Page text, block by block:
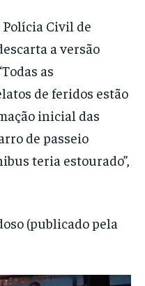
Polícia Civil de
a versão
as
de feridos estão
inicial das
de passeio
teria estourado”,
(publicado pela